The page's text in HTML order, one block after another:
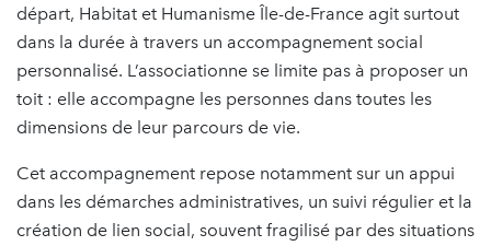
départ, Habitat et Humanisme Île-de-France agit surtout
dans la durée à travers un accompagnement social
personnalisé. L’associationne se limite pas à proposer un
toit : elle accompagne les personnes dans toutes les
dimensions de leur parcours de vie.
Cet accompagnement repose notamment sur un appui
dans les démarches administratives, un suivi régulier et la
création de lien social, souvent fragilisé par des situations